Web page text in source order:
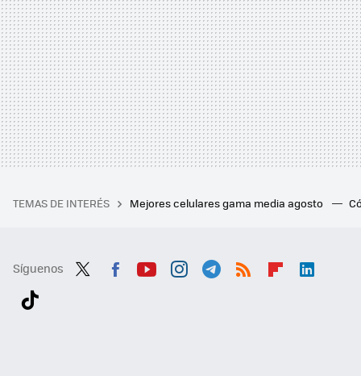
TEMAS DE INTERÉS Mejores celulares gama media agosto
Síguenos